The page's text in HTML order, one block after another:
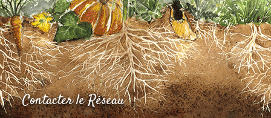
Contacter le Réseau